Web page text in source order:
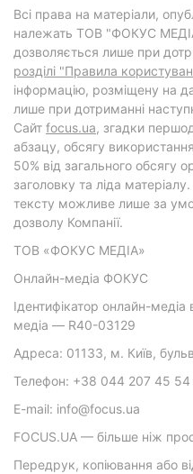
Всі права на матеріали,
належать ТОВ "ФОКУС
дозволяється лише при
розділі "Правила
інформацію, розміщену на
лише при дотриманні
Cайт focus.ua, згадки
абзацу, обсягу
50% від загального обсягу
заголовку та ліда
тексту можливе лише за
дозволу Компанії.
ТОВ «ФОКУС МЕДІА»
Онлайн-медіа ФОКУС
Ідентифікатор онлайн-медіа
медіа — R40-03129
Адреса: 01133, м. Київ,
Телефон: +38 044 207 45 54
E-mail: info@focus.ua
FOCUS.UA — більше ніж
Передрук, копіювання або